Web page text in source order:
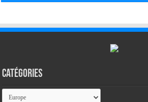
Catégories
Catégories